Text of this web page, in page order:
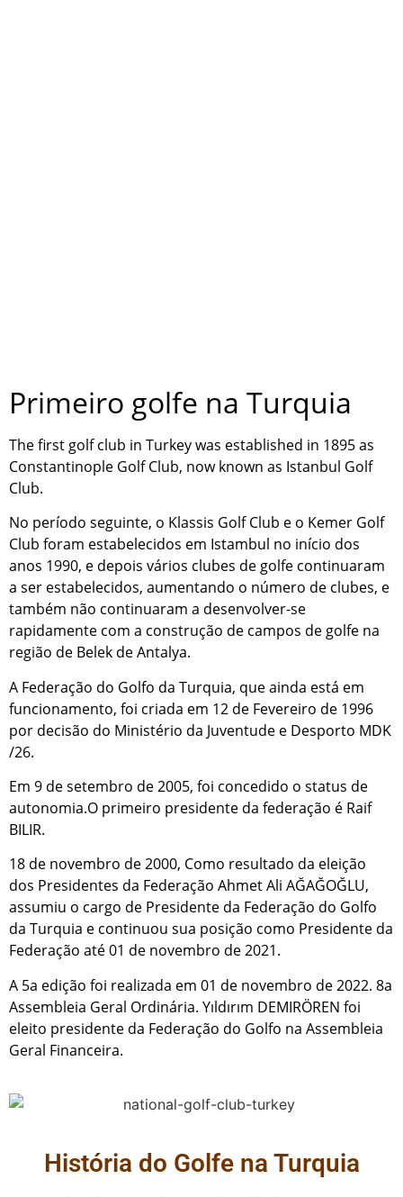
Primeiro golfe na Turquia
The first golf club in Turkey was established in 1895 as
Constantinople Golf Club, now known as Istanbul Golf
Club.
No período seguinte, o Klassis Golf Club e o Kemer Golf
Club foram estabelecidos em Istambul no início dos
anos 1990, e depois vários clubes de golfe continuaram
a ser estabelecidos, aumentando o número de clubes, e
também não continuaram a desenvolver-se
rapidamente com a construção de campos de golfe na
região de Belek de Antalya.
A Federação do Golfo da Turquia, que ainda está em
funcionamento, foi criada em 12 de Fevereiro de 1996
por decisão do Ministério da Juventude e Desporto MDK
/26.
Em 9 de setembro de 2005, foi concedido o status de
autonomia.O primeiro presidente da federação é Raif
BILIR.
18 de novembro de 2000, Como resultado da eleição
dos Presidentes da Federação Ahmet Ali AĞAĞOĞLU,
assumiu o cargo de Presidente da Federação do Golfo
da Turquia e continuou sua posição como Presidente da
Federação até 01 de novembro de 2021.
A 5a edição foi realizada em 01 de novembro de 2022. 8a
Assembleia Geral Ordinária. Yıldırım DEMIRÖREN foi
eleito presidente da Federação do Golfo na Assembleia
Geral Financeira.
História do Golfe na Turquia